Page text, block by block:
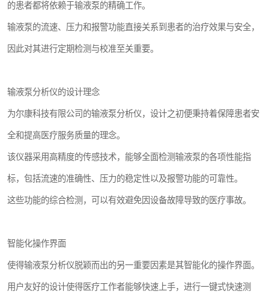
的患者都将依赖于输液泵的精确工作。
输液泵的流速、压力和报警功能直接关系到患者的治疗效果与安全，
因此对其进行定期检测与校准至关重要。
输液泵分析仪的设计理念
为尔康科技有限公司的输液泵分析仪，设计之初便秉持着保障患者安
全和提高医疗服务质量的理念。
该仪器采用高精度的传感技术，能够全面检测输液泵的各项性能指
标，包括流速的准确性、压力的稳定性以及报警功能的可靠性。
这些功能的综合检测，可以有效避免因设备故障导致的医疗事故。
智能化操作界面
使得输液泵分析仪脱颖而出的另一重要因素是其智能化的操作界面。
用户友好的设计使得医疗工作者能够快速上手，进行一键式快速测